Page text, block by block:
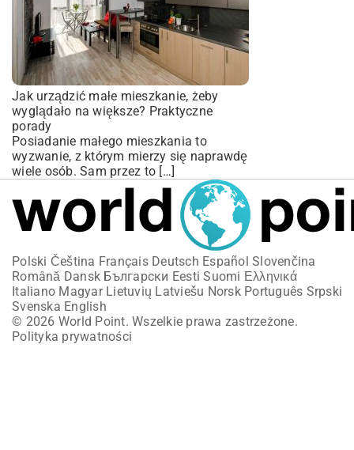
Jak urządzić małe mieszkanie, żeby
wyglądało na większe? Praktyczne
porady
Posiadanie małego mieszkania to
wyzwanie, z którym mierzy się naprawdę
wiele osób. Sam przez to […]
Polski Čeština Français Deutsch Español Slovenčina
Română Dansk Български Eesti Suomi Ελληνικά
Italiano Magyar Lietuvių Latviešu Norsk Português Srpski
Svenska English
© 2026 World Point. Wszelkie prawa zastrzeżone.
Polityka prywatności